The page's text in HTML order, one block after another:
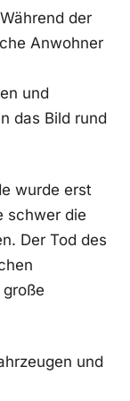
der
Anwohner
und
das Bild rund
wurde erst
schwer die
Der Tod des
und